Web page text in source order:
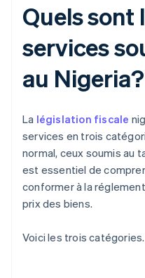
Quels sont
services
au Nigeria?
La législation fiscale
services en trois
normal, ceux soumis au
est essentiel de
conformer à la
prix des biens.
Voici les trois catégories.